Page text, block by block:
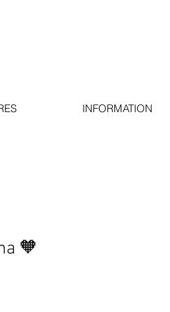
INFORMATION
🧡